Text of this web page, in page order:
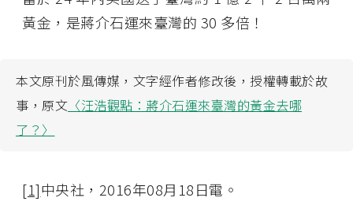
黃金，是蔣介石運來臺灣的 30 多倍！
本文原刊於風傳媒，文字經作者修改後，授權轉載於故
事，原文 〈汪浩觀點：蔣介石運來臺灣的黃金去哪
了？〉
[1]中央社，2016年08月18日電。